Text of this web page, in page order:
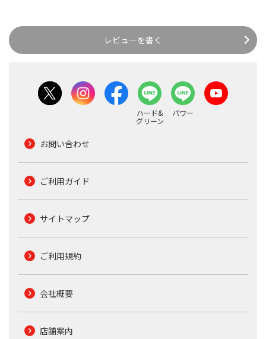
レビューを書く
ハード&
グリーン
パワー
お問い合わせ
ご利用ガイド
サイトマップ
ご利用規約
会社概要
店舗案内